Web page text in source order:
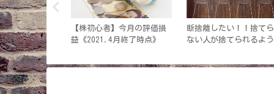
のための株
NISA(ニー
なもの？
【初心者向け】ド素人の私
がワードプレスのテーマに
オシャレなサニタリー
ーツ、見つけた！しか